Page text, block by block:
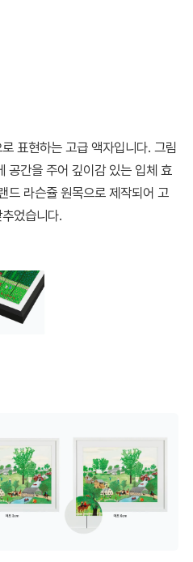
표현하는 고급 액자입니다. 그림
공간을 주어 깊이감 있는 입체 효
드 라슨쥴 원목으로 제작되어 고
었습니다.